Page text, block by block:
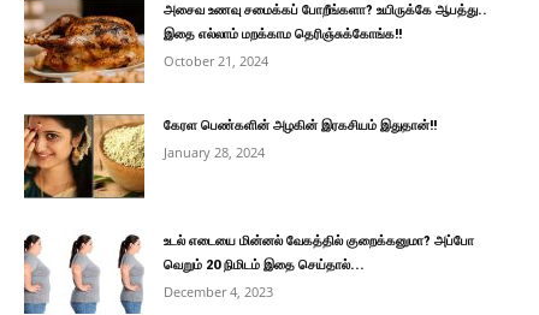
அசைவ உணவு சமைக்கப் போறீங்களா? உயிருக்கே ஆபத்து..
இதை எல்லாம் மறக்காம தெரிஞ்சுக்கோங்க!!
October 21, 2024
கேரள பெண்களின் அழகின் இரகசியம் இதுதான்!!
January 28, 2024
உடல் எடையை மின்னல் வேகத்தில் குறைக்கனுமா? அப்போ
வெறும் 20 நிமிடம் இதை செய்தால்...
December 4, 2023